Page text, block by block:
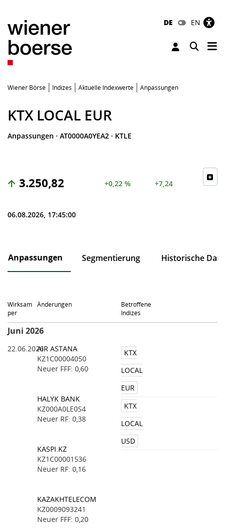
DE EN
Toggle
Wiener Börse Indizes Aktuelle Indexwerte Anpassungen
KTX LOCAL EUR
Anpassungen · AT0000A0YEA2 · KTLE
3.250,82 +0,22 % +7,24
06.08.2026, 17:45:00
Anpassungen Segmentierung Historische
Wirksam
per
Änderungen
Betroffene
Indizes
Juni 2026
22.06.2026AIR ASTANA
KZ1C00004050
Neuer FFF: 0,60
HALYK BANK
KZ000A0LE0S4
Neuer RF: 0,38
KASPI.KZ
KZ1C00001536
Neuer RF: 0,16
KAZAKHTELECOM
KZ0009093241
Neuer FFF: 0,20
KTX
LOCAL
EUR
KTX
LOCAL
USD